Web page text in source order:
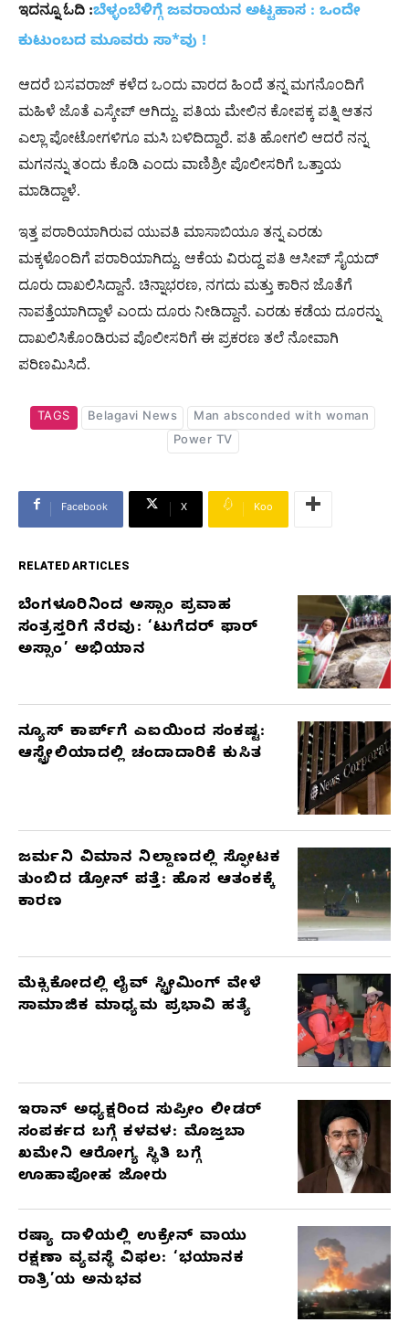
ಇದನ್ನೂ ಓದಿ :ಬೆಳ್ಳಂಬೆಳಿಗ್ಗೆ ಜವರಾಯನ ಅಟ್ಟಹಾಸ : ಒಂದೇ
ಕುಟುಂಬದ ಮೂವರು ಸಾ*ವು !
ಆದರೆ ಬಸವರಾಜ್​ ಕಳೆದ ಒಂದು ವಾರದ ಹಿಂದೆ ತನ್ನ ಮಗನೊಂದಿಗೆ
ಮಹಿಳೆ ಜೊತೆ ಎಸ್ಕೇಪ್​ ಆಗಿದ್ದು. ಪತಿಯ ಮೇಲಿನ ಕೋಪಕ್ಕ ಪತ್ನಿ ಆತನ
ಎಲ್ಲಾ ಪೋಟೋಗಳಿಗೂ ಮಸಿ ಬಳಿದಿದ್ದಾರೆ. ಪತಿ ಹೋಗಲಿ ಆದರೆ ನನ್ನ
ಮಗನನ್ನು ತಂದು ಕೊಡಿ ಎಂದು ವಾಣಿಶ್ರೀ ಪೊಲೀಸರಿಗೆ ಒತ್ತಾಯ
ಮಾಡಿದ್ದಾಳೆ.
ಇತ್ತ ಪರಾರಿಯಾಗಿರುವ ಯುವತಿ ಮಾಸಾಬಿಯೂ ತನ್ನ ಎರಡು
ಮಕ್ಕಳೊಂದಿಗೆ ಪರಾರಿಯಾಗಿದ್ದು. ಆಕೆಯ ವಿರುದ್ದ ಪತಿ ಆಸೀಪ್​ ಸೈಯದ್​
ದೂರು ದಾಖಲಿಸಿದ್ದಾನೆ. ಚಿನ್ನಾಭರಣ, ನಗದು ಮತ್ತು ಕಾರಿನ ಜೊತೆಗೆ
ನಾಪತ್ತೆಯಾಗಿದ್ದಾಳೆ ಎಂದು ದೂರು ನೀಡಿದ್ದಾನೆ. ಎರಡು ಕಡೆಯ ದೂರನ್ನು
ದಾಖಲಿಸಿಕೊಂಡಿರುವ ಪೊಲೀಸರಿಗೆ ಈ ಪ್ರಕರಣ ತಲೆ ನೋವಾಗಿ
ಪರಿಣಮಿಸಿದೆ.
TAGS Belagavi News
Man absconded with woman
Power TV
Facebook X Koo
RELATED ARTICLES
RELATED
ARTICLES
ಬೆಂಗಳೂರಿನಿಂದ ಅಸ್ಸಾಂ ಪ್ರವಾಹ
ಸಂತ್ರಸ್ತರಿಗೆ ನೆರವು: ‘ಟುಗೆದರ್ ಫಾರ್
ಅಸ್ಸಾಂ’ ಅಭಿಯಾನ
ನ್ಯೂಸ್ ಕಾರ್ಪ್‌ಗೆ ಎಐಯಿಂದ ಸಂಕಷ್ಟ:
ಆಸ್ಟ್ರೇಲಿಯಾದಲ್ಲಿ ಚಂದಾದಾರಿಕೆ ಕುಸಿತ
ಜರ್ಮನಿ ವಿಮಾನ ನಿಲ್ದಾಣದಲ್ಲಿ ಸ್ಫೋಟಕ
ತುಂಬಿದ ಡ್ರೋನ್ ಪತ್ತೆ: ಹೊಸ ಆತಂಕಕ್ಕೆ
ಕಾರಣ
ಮೆಕ್ಸಿಕೋದಲ್ಲಿ ಲೈವ್ ಸ್ಟ್ರೀಮಿಂಗ್ ವೇಳೆ
ಸಾಮಾಜಿಕ ಮಾಧ್ಯಮ ಪ್ರಭಾವಿ ಹತ್ಯೆ
ಇರಾನ್ ಅಧ್ಯಕ್ಷರಿಂದ ಸುಪ್ರೀಂ ಲೀಡರ್
ಸಂಪರ್ಕದ ಬಗ್ಗೆ ಕಳವಳ: ಮೊಜ್ತಬಾ
ಖಮೇನಿ ಆರೋಗ್ಯ ಸ್ಥಿತಿ ಬಗ್ಗೆ
ಊಹಾಪೋಹ ಜೋರು
ರಷ್ಯಾ ದಾಳಿಯಲ್ಲಿ ಉಕ್ರೇನ್ ವಾಯು
ರಕ್ಷಣಾ ವ್ಯವಸ್ಥೆ ವಿಫಲ: ‘ಭಯಾನಕ
ರಾತ್ರಿ’ಯ ಅನುಭವ